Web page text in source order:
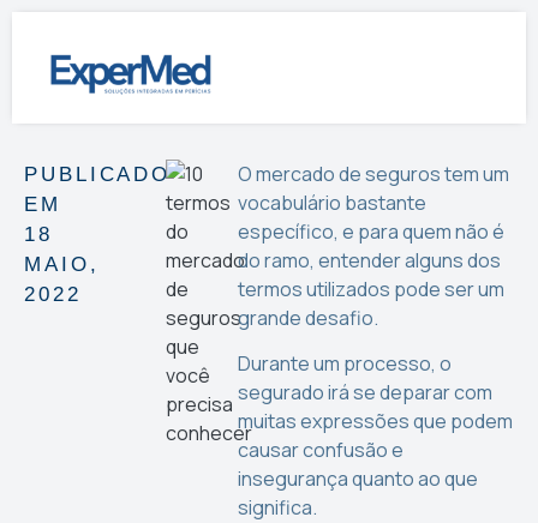
PUBLICADO
EM
18
MAIO,
2022
O mercado de seguros tem um
vocabulário bastante
específico, e para quem não é
do ramo, entender alguns dos
termos utilizados pode ser um
grande desafio.
Durante um processo, o
segurado irá se deparar com
muitas expressões que podem
causar confusão e
insegurança quanto ao que
significa.